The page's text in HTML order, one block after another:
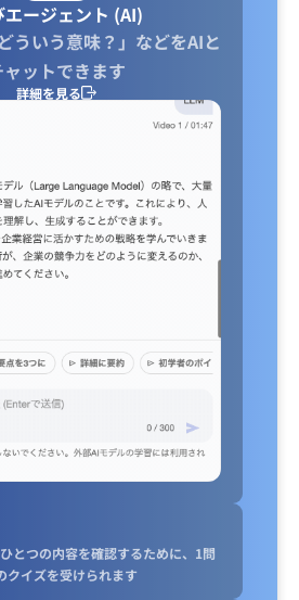
エージェント (AI)
ういう意味？」などをAIと
ャットできます
詳細を見る
とつの内容を確認するために、1問
クイズを受けられます